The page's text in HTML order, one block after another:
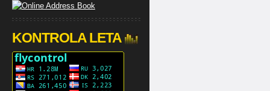
KONTROLA LETA